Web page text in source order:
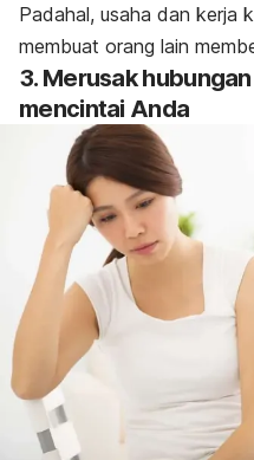
Padahal, usaha dan kerja
membuat orang lain
3. Merusak
mencintai Anda